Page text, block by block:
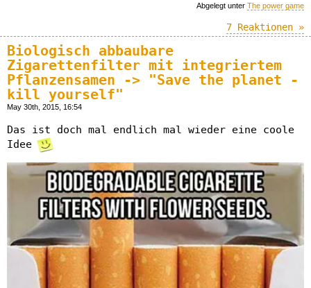
Abgelegt unter The power game
7 Reaktionen »
Biologisch abbaubare
Zigarettenfilter mit integriertem
Pflanzensamen -> "Save the planet -
kill yourself"
May 30th, 2015, 16:54
Das ist doch mal endlich mal wieder eine coole
Idee